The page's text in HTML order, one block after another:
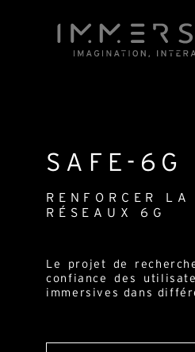
SAFE-6G
RENFORCER
RÉSEAUX 6G
Le projet de
confiance des
immersives dans